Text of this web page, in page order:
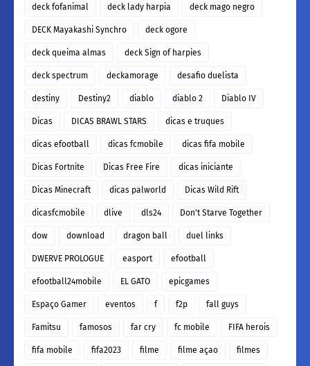
deck fofanimal deck lady harpia deck mago negro
DECK Mayakashi Synchro deck ogore
deck queima almas deck Sign of harpies
deck spectrum deckamorage desafio duelista
destiny Destiny2 diablo diablo 2 Diablo IV
Dicas DICAS BRAWL STARS dicas e truques
dicas efootball dicas fcmobile dicas fifa mobile
Dicas Fortnite Dicas Free Fire dicas iniciante
Dicas Minecraft dicas palworld Dicas Wild Rift
dicasfcmobile dlive dls24 Don't Starve Together
dow download dragon ball duel links
DWERVE PROLOGUE easport efootball
efootball24mobile EL GATO epicgames
Espaço Gamer eventos f f2p fall guys
Famitsu famosos far cry fc mobile FIFA herois
fifa mobile fifa2023 filme filme açao filmes